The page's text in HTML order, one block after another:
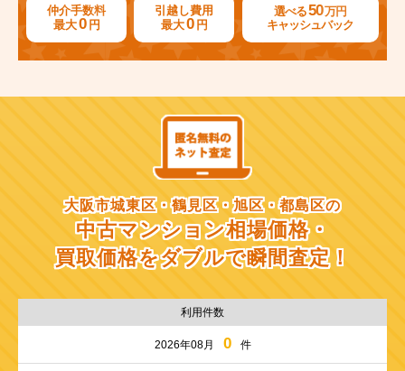
仲介手数料
最大0 円
引越し費用
最大0 円
選べる50万円
キャッシュバック
大阪市城東区・鶴見区・旭区・都島区の
中古マンション相場価格・
買取価格をダブルで瞬間査定！
利用件数
2026年08月 0 件